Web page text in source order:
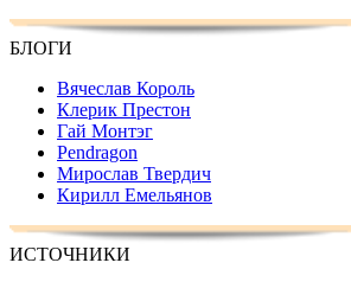
БЛОГИ
Вячеслав Король
Клерик Престон
Гай Монтэг
Pendragon
Мирослав Твердич
Кирилл Емельянов
ИСТОЧНИКИ